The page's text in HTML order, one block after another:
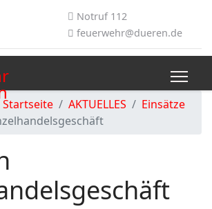
Notruf 112
feuerwehr@dueren.de
Startseite AKTUELLES
Einsätze